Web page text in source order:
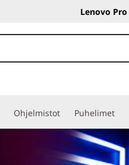
Lenovo Pro
Ohjelmistot Puhelimet